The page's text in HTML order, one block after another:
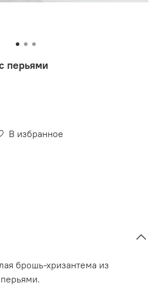
перьями
В избранное
брошь-хризантема из